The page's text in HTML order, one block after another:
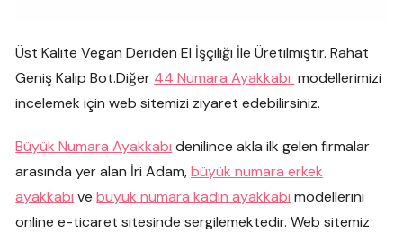
Üst Kalite Vegan Deriden El İşçiliği İle Üretilmiştir. Rahat
Geniş Kalıp Bot.Diğer 44 Numara Ayakkabı modellerimizi
incelemek için web sitemizi ziyaret edebilirsiniz.
Büyük Numara Ayakkabı denilince akla ilk gelen firmalar
arasında yer alan İri Adam,büyük numara erkek
ayakkabı vebüyük numara kadın ayakkabı modellerini
online e-ticaret sitesinde sergilemektedir. Web sitemiz